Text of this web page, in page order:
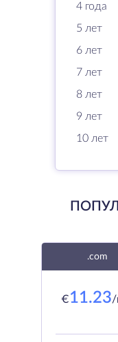
4 года
5 лет
6 лет
7 лет
8 лет
9 лет
10 лет
.com
€11.23/